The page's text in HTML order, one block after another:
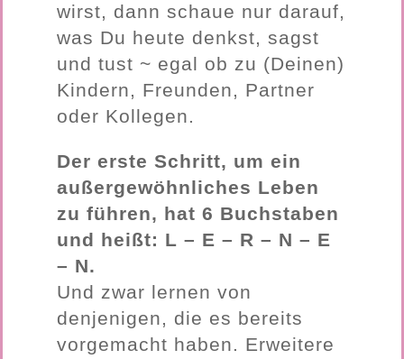
wirst, dann schaue nur darauf,
was Du heute denkst, sagst
und tust ~ egal ob zu (Deinen)
Kindern, Freunden, Partner
oder Kollegen.
Der erste Schritt, um ein
außergewöhnliches Leben
zu führen, hat 6 Buchstaben
und heißt: L – E – R – N – E
– N.
Und zwar lernen von
denjenigen, die es bereits
vorgemacht haben. Erweitere